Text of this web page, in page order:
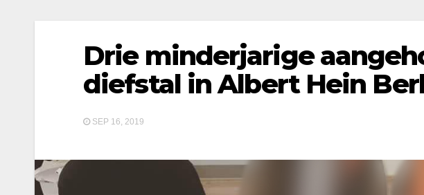
Drie minderjarige
diefstal in Albert Hein
SEP 16, 2019